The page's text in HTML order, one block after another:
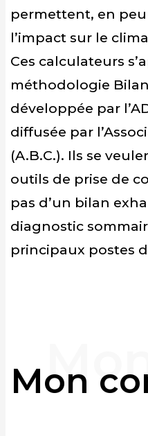
permettent, en peu
l’impact sur le
Ces calculateurs
méthodologie
développée par
diffusée par
(A.B.C.). Ils se
outils de prise de
pas d’un bilan
diagnostic
principaux postes
Mon